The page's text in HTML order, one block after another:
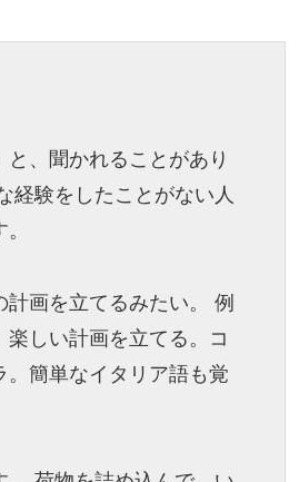
、聞かれることがあり
経験をしたことがない人
画を立てるみたい。 例
しい計画を立てる。コ
。簡単なイタリア語も覚